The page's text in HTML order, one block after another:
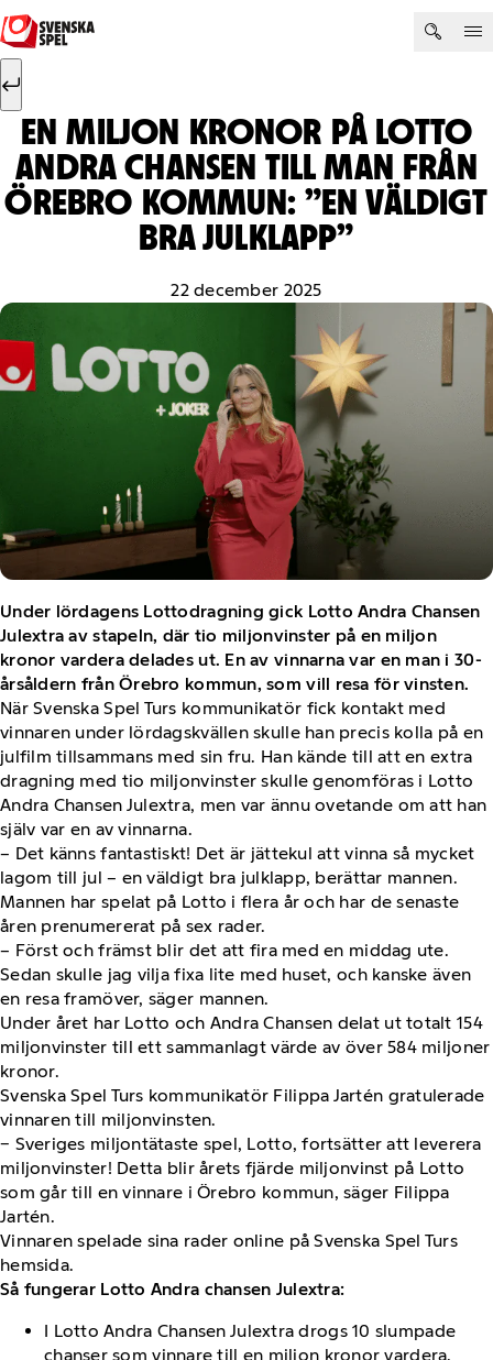
Hoppa till innehåll
Sök efter:
EN MILJON KRONOR PÅ LOTTO
ANDRA CHANSEN TILL MAN FRÅN
ÖREBRO KOMMUN: ”EN VÄLDIGT
BRA JULKLAPP”
22 december 2025
Under lördagens Lottodragning gick Lotto Andra Chansen
Julextra av stapeln, där tio miljonvinster på en miljon
kronor vardera delades ut. En av vinnarna var en man i 30-
årsåldern från Örebro kommun, som vill resa för vinsten.
När Svenska Spel Turs kommunikatör fick kontakt med
vinnaren under lördagskvällen skulle han precis kolla på en
julfilm tillsammans med sin fru. Han kände till att en extra
dragning med tio miljonvinster skulle genomföras i Lotto
Andra Chansen Julextra, men var ännu ovetande om att han
själv var en av vinnarna.
– Det känns fantastiskt! Det är jättekul att vinna så mycket
lagom till jul – en väldigt bra julklapp, berättar mannen.
Mannen har spelat på Lotto i flera år och har de senaste
åren prenumererat på sex rader.
– Först och främst blir det att fira med en middag ute.
Sedan skulle jag vilja fixa lite med huset, och kanske även
en resa framöver, säger mannen.
Under året har Lotto och Andra Chansen delat ut totalt 154
miljonvinster till ett sammanlagt värde av över 584 miljoner
kronor.
Svenska Spel Turs kommunikatör Filippa Jartén gratulerade
vinnaren till miljonvinsten.
− Sveriges miljontätaste spel, Lotto, fortsätter att leverera
miljonvinster! Detta blir årets fjärde miljonvinst på Lotto
som går till en vinnare i Örebro kommun, säger Filippa
Jartén.
Vinnaren spelade sina rader online på Svenska Spel Turs
hemsida.
Så fungerar Lotto Andra chansen Julextra:
I Lotto Andra Chansen Julextra drogs 10 slumpade
chanser som vinnare till en miljon kronor vardera.